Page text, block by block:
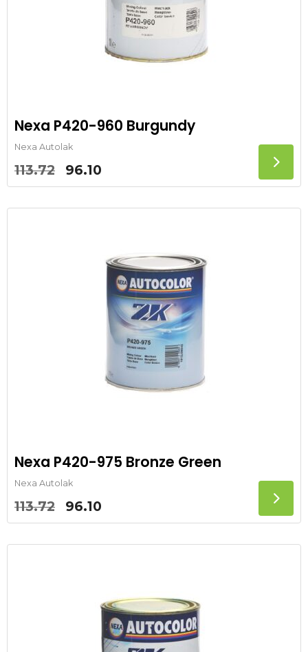
Nexa P420-960 Burgundy
Nexa Autolak
113.72
Oorspronkelijke
prijs
was:
96.10
prijs
is:
Nexa P420-975 Bronze Green
Nexa Autolak
113.72
Oorspronkelijke
prijs
was:
96.10
prijs
is: